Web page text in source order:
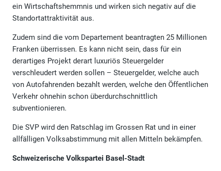
ein Wirtschaftshemmnis und wirken sich negativ auf die
Standortattraktivität aus.
Zudem sind die vom Departement beantragten 25 Millionen
Franken überrissen. Es kann nicht sein, dass für ein
derartiges Projekt derart luxuriös Steuergelder
verschleudert werden sollen – Steuergelder, welche auch
von Autofahrenden bezahlt werden, welche den Öffentlichen
Verkehr ohnehin schon überdurchschnittlich
subventionieren.
Die SVP wird den Ratschlag im Grossen Rat und in einer
allfälligen Volksabstimmung mit allen Mitteln bekämpfen.
Schweizerische Volkspartei Basel-Stadt